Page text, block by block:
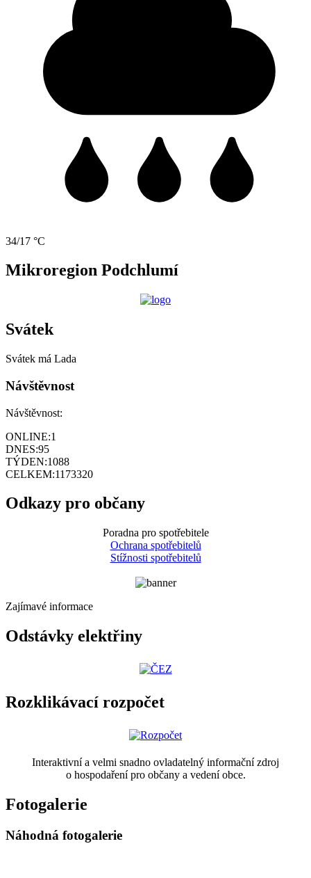
34/17 °C
Mikroregion Podchlumí
Svátek
Svátek má Lada
Návštěvnost
Návštěvnost:
ONLINE:1
DNES:95
TÝDEN:1088
CELKEM:1173320
Odkazy pro občany
Poradna pro spotřebitele
Ochrana spotřebitelů
Stížnosti spotřebitelů
Zajímavé informace
Odstávky elektřiny
Rozklikávací rozpočet
Interaktivní a velmi snadno ovladatelný informační zdroj
o hospodaření pro občany a vedení obce.
Fotogalerie
Náhodná fotogalerie